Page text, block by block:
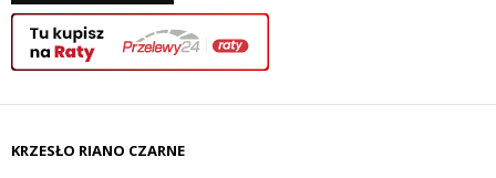
KRZESŁO RIANO CZARNE